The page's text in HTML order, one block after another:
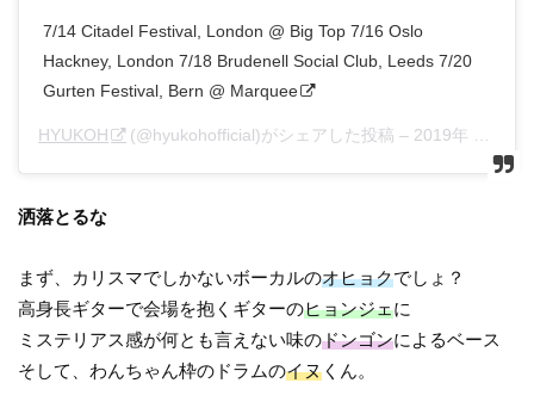
7/14 Citadel Festival, London @ Big Top 7/16 Oslo
Hackney, London 7/18 Brudenell Social Club, Leeds 7/20
Gurten Festival, Bern @ Marquee
HYUKOH (@hyukohofficial)がシェアした投稿 – 2019年 7月月13日午前2時36分PDT
洒落とるな
まず、カリスマでしかないボーカルのオヒョクでしょ？
高身長ギターで会場を抱くギターのヒョンジェに
ミステリアス感が何とも言えない味のドンゴンによるベース
そして、わんちゃん枠のドラムのイヌ くん。